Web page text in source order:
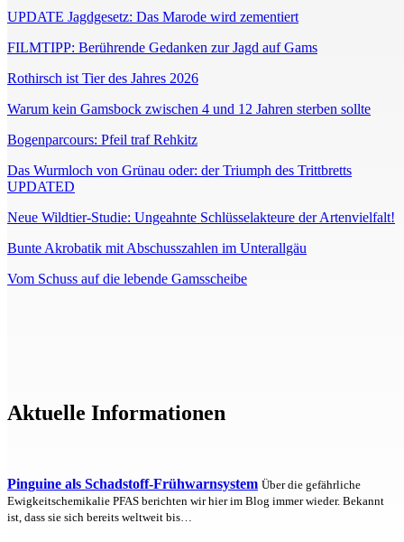
UPDATE Jagdgesetz: Das Marode wird zementiert
FILMTIPP: Berührende Gedanken zur Jagd auf Gams
Rothirsch ist Tier des Jahres 2026
Warum kein Gamsbock zwischen 4 und 12 Jahren sterben sollte
Bogenparcours: Pfeil traf Rehkitz
Das Wurmloch von Grünau oder: der Triumph des Trittbretts
UPDATED
Neue Wildtier-Studie: Ungeahnte Schlüsselakteure der Artenvielfalt!
Bunte Akrobatik mit Abschusszahlen im Unterallgäu
Vom Schuss auf die lebende Gamsscheibe
Aktuelle Informationen
Pinguine als Schadstoff-Frühwarnsystem Über die gefährliche
Ewigkeitschemikalie PFAS berichten wir hier im Blog immer wieder. Bekannt
ist, dass sie sich bereits weltweit bis…